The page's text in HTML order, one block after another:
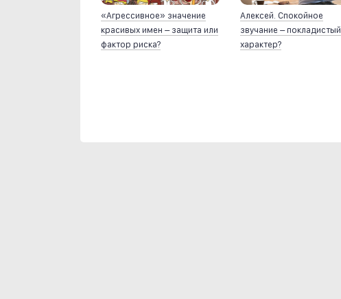
«Агрессивное» значение
красивых имен – защита или
фактор риска?
Алексей. Спокойное
звучание – покладистый
характер?